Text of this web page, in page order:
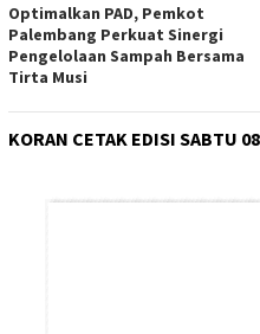
Optimalkan PAD, Pemkot
Palembang Perkuat Sinergi
Pengelolaan Sampah Bersama
Tirta Musi
KORAN CETAK EDISI SABTU